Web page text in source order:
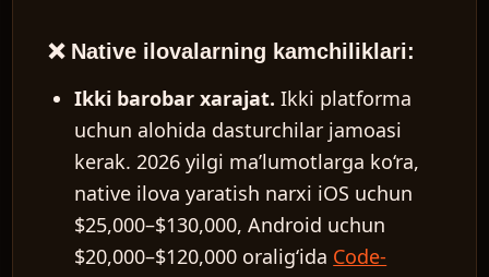
❌ Native ilovalarning kamchiliklari:
Ikki barobar xarajat. Ikki platforma
uchun alohida dasturchilar jamoasi
kerak. 2026 yilgi ma’lumotlarga ko‘ra,
native ilova yaratish narxi iOS uchun
$25,000–$130,000, Android uchun
$20,000–$120,000 oralig‘ida Code-